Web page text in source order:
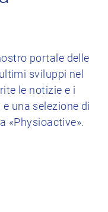
portale delle
sviluppi nel
le notizie e i
una selezione di
«Physioactive».